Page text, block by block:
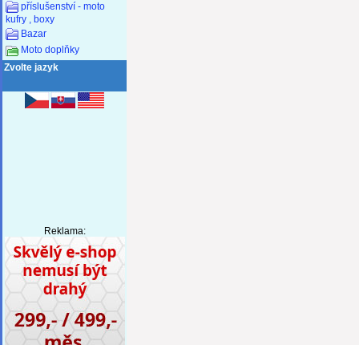
příslušenství - moto
kufry , boxy
Bazar
Moto doplňky
Zvolte jazyk
Reklama: